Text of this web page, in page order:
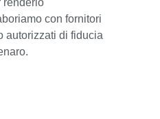
con fornitori
autorizzati di fiducia